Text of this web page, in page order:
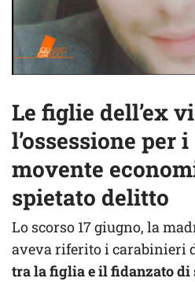
Le figlie dell’ex
l’ossessione per
movente
spietato delitto
Lo scorso 17 giugno, la
aveva riferito i carabinieri
tra la figlia e il fidanzato di